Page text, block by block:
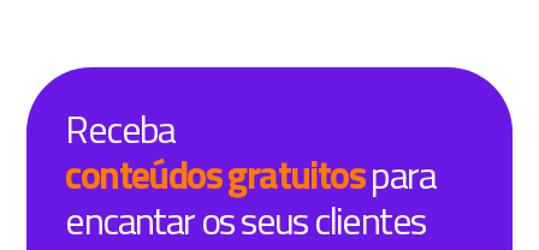
Receba
conteúdos gratuitospara
encantar os seus clientes